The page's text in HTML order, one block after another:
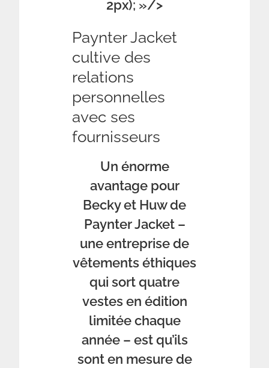
2px); »/>
Paynter Jacket
cultive des
relations
personnelles
avec ses
fournisseurs
Un énorme
avantage pour
Becky et Huw de
Paynter Jacket –
une entreprise de
vêtements éthiques
qui sort quatre
vestes en édition
limitée chaque
année – est qu’ils
sont en mesure de